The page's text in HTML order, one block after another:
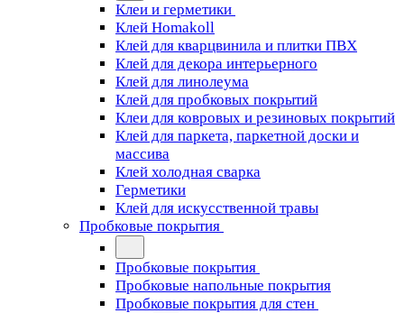
Клеи и герметики
Клей Homakoll
Клей для кварцвинила и плитки ПВХ
Клей для декора интерьерного
Клей для линолеума
Клей для пробковых покрытий
Клеи для ковровых и резиновых покрытий
Клей для паркета, паркетной доски и
массива
Клей холодная сварка
Герметики
Клей для искусственной травы
Пробковые покрытия
Пробковые покрытия
Пробковые напольные покрытия
Пробковые покрытия для стен